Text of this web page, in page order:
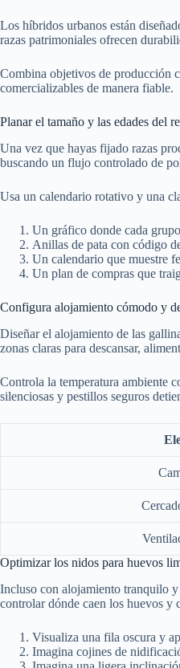
Los híbridos urbanos están
razas patrimoniales ofrecen
Combina objetivos de producción
comercializables de manera fiable.
Planar el tamaño y las edades del
Una vez que hayas fijado razas
buscando un flujo controlado de
Usa un calendario rotativo y una
Un gráfico donde cada
Anillas de pata con código
Un calendario que muestre
Un plan de compras que
Configura alojamiento cómodo y
Diseñar el alojamiento de las
zonas claras para descansar,
Controla la temperatura ambiente
silenciosas y pestillos seguros
Optimizar los nidos para huevos
Incluso con alojamiento tranquilo y
controlar dónde caen los huevos y
Visualiza una fila oscura y
Imagina cojines de